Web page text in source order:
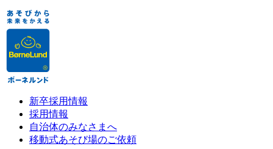
新卒採用情報
採用情報
自治体のみなさまへ
移動式あそび場のご依頼